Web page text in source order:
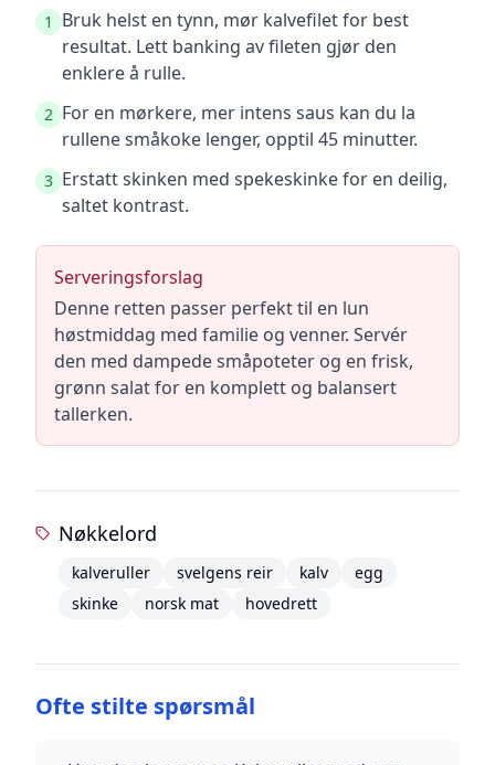
1
Bruk helst en tynn, mør kalvefilet for best
resultat. Lett banking av fileten gjør den
enklere å rulle.
2 For en mørkere, mer intens saus kan du la
rullene småkoke lenger, opptil 45 minutter.
3 Erstatt skinken med spekeskinke for en deilig,
saltet kontrast.
Serveringsforslag
Denne retten passer perfekt til en lun
høstmiddag med familie og venner. Servér
den med dampede småpoteter og en frisk,
grønn salat for en komplett og balansert
tallerken.
Nøkkelord
kalveruller svelgens reir kalv
egg
skinke
norsk mat hovedrett
Ofte stilte spørsmål